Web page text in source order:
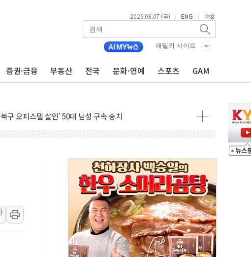
2026.08.07 (금) | ENG | 中文
패밀리 사이트
증권·금융 부동산 전국 문화·연예 스포츠 GAM
합특검, '尹 관저 이전 감사 무마' 유병호 감사위원 구속 기소
건 네이버…내년 AI 팩토리 매출 본격화
105조원 환시 개입...4월 말 '56조원' 사상 최대
억대 사기 혐의' 차가원 대표 구속 송치
순직 책임' 임성근 전 사단장 항소심도 징역 3년 선고
막 4만개 육박 7년 새 7배 늘었다...폭염 대책비는 8.6배 증가
에 더 가혹한 여름"…구윤철, 쪽방촌 폭염 대응상황 점검
상 최고치…'닥터 코퍼'가 말하는 경기 신호가 달라졌다
미아, 호치민 노선 재개...3년 2개월 만
220억원 규모 美 전력 케이블 수주
2차전지주 동반 강세…배터리3사 일제히 상승
알오, 고려대 구로병원과 AI 정밀의료 협력
해도 세제혜택 3년 더...중기부, '피터팬 증후군' 완화 나선다
엘앤에프, 흑자 전환·LFP 공급 본격화에 15%대 급등